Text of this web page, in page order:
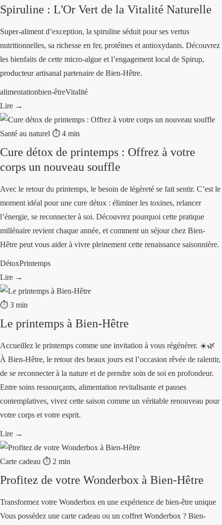
Spiruline : L'Or Vert de la Vitalité Naturelle
Super-aliment d’exception, la spiruline séduit pour ses vertus
nutritionnelles, sa richesse en fer, protéines et antioxydants. Découvrez
les bienfaits de cette micro-algue et l’engagement local de Spirup,
producteur artisanal partenaire de Bien-Hêtre.
alimentationbien-êtreVitalité
Lire →
Santé au naturel ⏱ 4 min
Cure détox de printemps : Offrez à votre
corps un nouveau souffle
Avec le retour du printemps, le besoin de légèreté se fait sentir. C’est le
moment idéal pour une cure détox : éliminer les toxines, relancer
l’énergie, se reconnecter à soi. Découvrez pourquoi cette pratique
millénaire revient chaque année, et comment un séjour chez Bien-
Hêtre peut vous aider à vivre pleinement cette renaissance saisonnière.
DétoxPrintemps
Lire →
⏱ 3 min
Le printemps à Bien-Hêtre
Accueillez le printemps comme une invitation à vous régénérer. ☀️🌿
À Bien-Hêtre, le retour des beaux jours est l’occasion rêvée de ralentir,
de se reconnecter à la nature et de prendre soin de soi en profondeur.
Entre soins ressourçants, alimentation revitalisante et pauses
contemplatives, vivez cette saison comme un véritable renouveau pour
votre corps et votre esprit.
Lire →
Carte cadeau ⏱ 2 min
Profitez de votre Wonderbox à Bien-Hêtre
Transformez votre Wonderbox en une expérience de bien-être unique
Vous possédez une carte cadeau ou un coffret Wonderbox ? Bien-